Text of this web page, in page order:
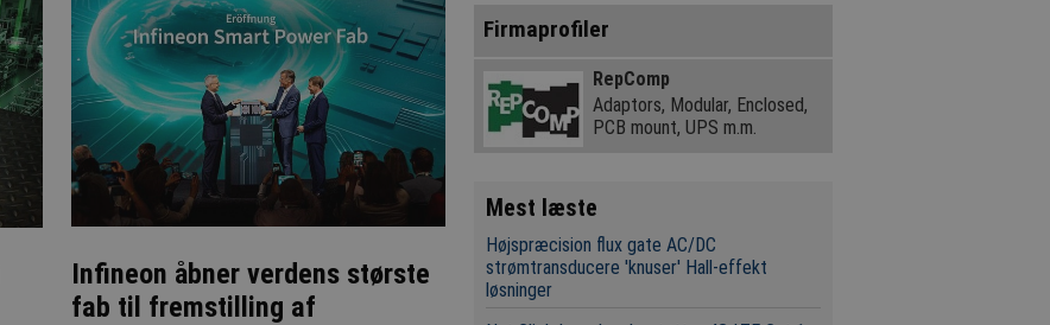
Infineon åbner verdens største
fab til fremstilling af
Firmaprofiler
RepComp
Adaptors, Modular, Enclosed,
PCB mount, UPS m.m.
Mest læste
Højspræcision flux gate AC/DC
strømtransducere 'knuser' Hall-effekt
løsninger